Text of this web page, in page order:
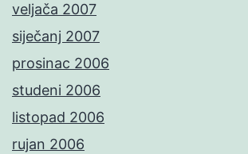
veljača 2007
siječanj 2007
prosinac 2006
studeni 2006
listopad 2006
rujan 2006